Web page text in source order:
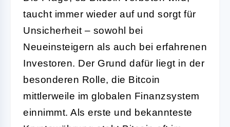
taucht immer wieder auf und sorgt für
Unsicherheit – sowohl bei
Neueinsteigern als auch bei erfahrenen
Investoren. Der Grund dafür liegt in der
besonderen Rolle, die Bitcoin
mittlerweile im globalen Finanzsystem
einnimmt. Als erste und bekannteste